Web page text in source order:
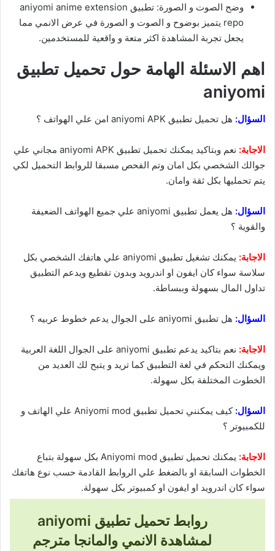
وضح الصوت و الصورة: تطبيق aniyomi anime extension
repo يتميز بوضوح و الصوت و الصورة في عرض الانمي مما
يجعل تجربة المشاهدة اكثر متعة و واقعية للمستخدمين.
اهم الاسئلة الهامة حول تحميل تطبيق
aniyomi
السؤال: هل تحميل تطبيق aniyomi APK امن علي الهواتف ؟
الاجابة:
نعم وبتاكيد يمكنك تحميل تطبيق aniyomi APK مجاني علي
جوالك الشخصي بكل امان وتم الفحص مسبقا للروابط التحميل لكي
يتم تحمليها بكل ثقة وامان.
السؤال:
هل يعمل تطبيق aniyomi علي جميع الهواتف الضعيفة
والقوية ؟
الاجابة:
يمكنك تشغيل تطبيق aniyomi علي هاتفك الشخصي بكل
سلاسة سواء كان ايفون او اندرويد وبدون تقطيع ويدعم التطبيق
تداول المال بسهولة وببساطة.
السؤال: هل تطبيق aniyomi على الجوال يدعم خطوط عربيه ؟
الاجابة:
نعم بتاكيد يدعم تطبيق aniyomi على الجوال اللغة العربية
ويمكنك التحكم في لغة التطبيق كما تريد و يتبح لك العديد من
الخطوت المختلفة بكل سهولة.
السؤال:
كيف يمكنني تحميل تطبيق Aniyomi mod علي الهاتف و
للكمبيوتر ؟
الاجابة:
يمكنك تحميل تطبيق Aniyomi mod بكل سهولة بتباع
الخطوات السابقة او بالضغط علي الروابط القادمة حسب نوع هاتفك
سواء كان اندرويد او ايفون او كمبيوتر بكل سهولة.
روابط تحميل تطبيق aniyomi
لمشاهدة الانمي والمانجا مترجم